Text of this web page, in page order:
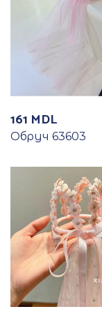
161 MDL
Обруч 63603